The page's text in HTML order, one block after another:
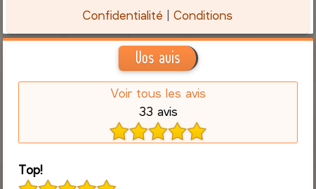
Confidentialité |Conditions
Vos avis
Voir tous les avis
33 avis
Top!